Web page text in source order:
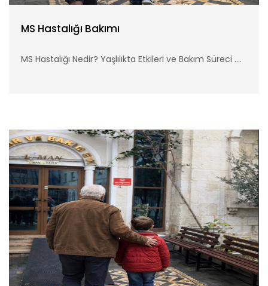
MS Hastalığı Bakımı
MS Hastalığı Nedir? Yaşlılıkta Etkileri ve Bakım Süreci ....